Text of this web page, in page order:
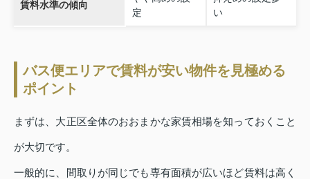
賃料水準の傾向
定
い
バス便エリアで賃料が安い物件を見極める
ポイント
まずは、大正区全体のおおまかな家賃相場を知っておくこと
が大切です。
一般的に、間取りが同じでも専有面積が広いほど賃料は高く